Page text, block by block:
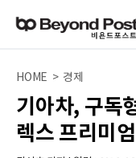
HOME > 경제
기아차, 구독
렉스 프리미